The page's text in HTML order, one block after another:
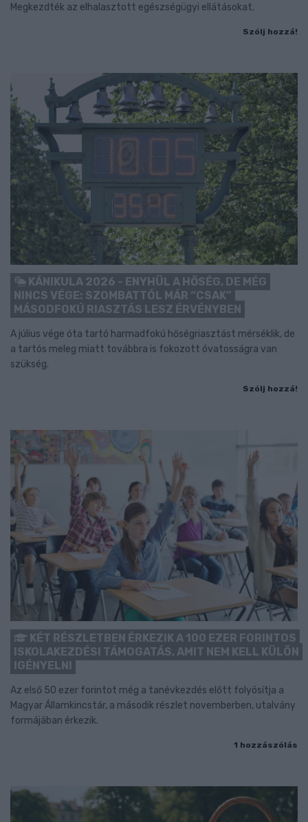
Megkezdték az elhalasztott egészségügyi ellátásokat.
Szólj hozzá!
KÁNIKULA 2026 - ENYHÜL A HŐSÉG, DE MÉG
NINCS VÉGE: SZOMBATTÓL MÁR “CSAK”
MÁSODFOKÚ RIASZTÁS LESZ ÉRVÉNYBEN
A július vége óta tartó harmadfokú hőségriasztást mérséklik, de
a tartós meleg miatt továbbra is fokozott óvatosságra van
szükség.
Szólj hozzá!
KÉT RÉSZLETBEN ÉRKEZIK A 100 EZER FORINTOS
ISKOLAKEZDÉSI TÁMOGATÁS, AMIT NEM KELL KÜLÖN
IGÉNYELNI
Az első 50 ezer forintot még a tanévkezdés előtt folyósítja a
Magyar Államkincstár, a második részlet novemberben, utalvány
formájában érkezik.
1 hozzászólás